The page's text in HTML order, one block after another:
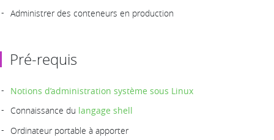
Administrer des conteneurs en production
Pré-requis
Notions d’administration système sous Linux
Connaissance du langage shell
Ordinateur portable à apporter